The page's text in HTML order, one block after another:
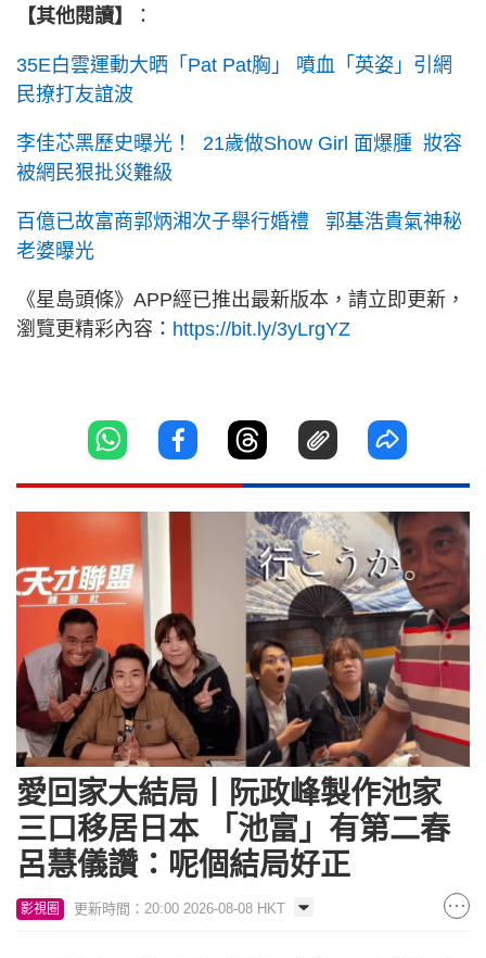
【其他閱讀】 ：
35E白雲運動大晒「Pat Pat胸」 噴血「英姿」引網
民撩打友誼波
李佳芯黑歷史曝光！ 21歲做Show Girl 面爆腫 妝容
被網民狠批災難級
百億已故富商郭炳湘次子舉行婚禮 郭基浩貴氣神秘
老婆曝光
《星島頭條》APP經已推出最新版本，請立即更新，
瀏覽更精彩內容： https://bit.ly/3yLrgYZ
愛回家大結局丨阮政峰製作池家
三口移居日本 「池富」有第二春
呂慧儀讚：呢個結局好正
影視圈 更新時間：20:00 2026-08-08 HKT